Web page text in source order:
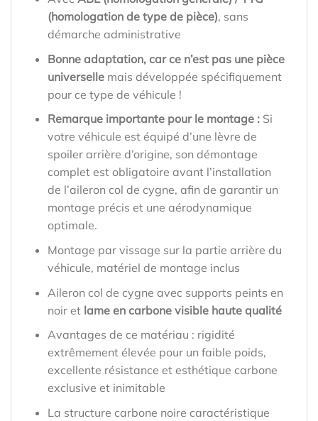
(homologation de type de pièce), sans
démarche administrative
Bonne adaptation, car ce n’est pas une pièce
universellemais développée spécifiquement
pour ce type de véhicule !
Remarque importante pour le montage : Si
votre véhicule est équipé d’une lèvre de
spoiler arrière d’origine, son démontage
complet est obligatoire avant l’installation
de l’aileron col de cygne, afin de garantir un
montage précis et une aérodynamique
optimale.
Montage par vissage sur la partie arrière du
véhicule, matériel de montage inclus
Aileron col de cygne avec supports peints en
noir et lame en carbone visible haute qualité
Avantages de ce matériau : rigidité
extrêmement élevée pour un faible poids,
excellente résistance et esthétique carbone
exclusive et inimitable
La structure carbone noire caractéristique